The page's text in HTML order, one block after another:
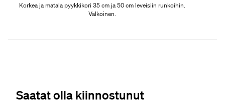
Korkea ja matala pyykkikori 35 cm ja 50 cm leveisiin runkoihin.
Valkoinen.
Saatat olla kiinnostunut